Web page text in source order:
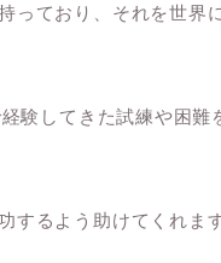
っており、それを世界
験してきた試練や困難
するよう助けてくれます